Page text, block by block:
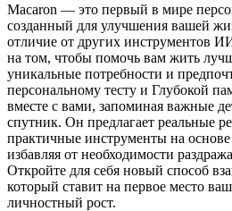
Macaron — это первый в мире
созданный для улучшения вашей
отличие от других инструментов
на том, чтобы помочь вам жить
уникальные потребности и
персональному тесту и Глубокой
вместе с вами, запоминая важные
спутник. Он предлагает реальные
практичные инструменты на
избавляя от необходимости
Откройте для себя новый способ
который ставит на первое место
личностный рост.